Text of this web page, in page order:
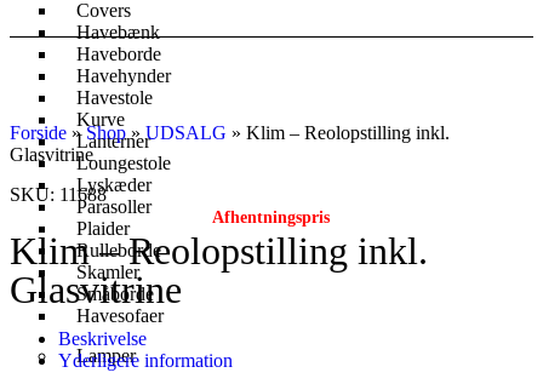
Covers
Havebænk
Haveborde
Havehynder
Havestole
Kurve
Lanterner
Loungestole
Lyskæder
Parasoller
Plaider
Rulleborde
Skamler
Småborde
Havesofaer
Lamper
Forside »Shop » UDSALG » Klim – Reolopstilling inkl.
Glasvitrine
SKU: 11688
Afhentningspris
Klim – Reolopstilling inkl.
Glasvitrine
Beskrivelse
Yderligere information